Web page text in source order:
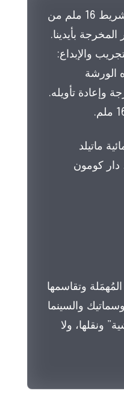
على مدى 4 أيام، مارسنا حركات مونتاج الأفلام، باستخدام أرشيف من اللقطات الخام المصوَّرة على شريط 16 ملم من
لأخذ صور المخرجة بأيدينا.
والإبداع:
الورشة
وإعادة تأويله.
ماتيلد
خارج العاصمة، دار كومون
وتقاسمها
والسينما
ونقلها، ولا